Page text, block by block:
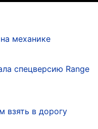
механике
спецверсию Range
взять в дорогу